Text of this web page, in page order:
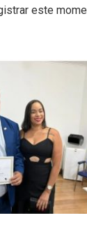
este